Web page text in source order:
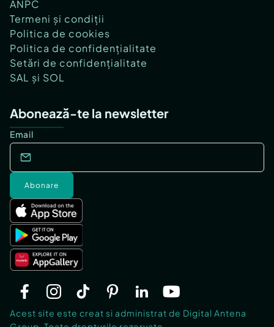
ANPC
Termeni și condiții
Politica de cookies
Politica de confidențialitate
Setări de confidențialitate
SAL și SOL
Abonează-te la newsletter
Email
Abonare
Acest site este creat si administrat de Digital Antena